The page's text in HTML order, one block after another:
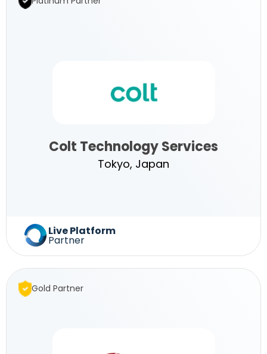
Colt
Technology
Colt Technology Services
Tokyo, Japan
Live Platform
Partner
Gold Partner